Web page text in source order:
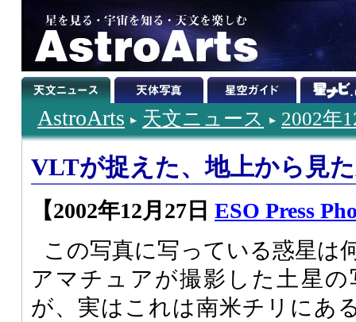
AstroArts 天文ニュース 2002年
VLTが捉えた、地上から見
【2002年12月27日 ESO Press
この写真に写っている惑星は
アマチュアが撮影した土星
が、実はこれは南米チリにあ